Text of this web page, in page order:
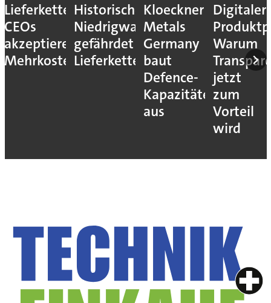
Lieferkettenresilienz:
CEOs
akzeptieren
Mehrkosten
Historisches
Niedrigwasser
gefährdet
Lieferketten
Kloeckner
Metals
Germany
baut
Defence-
Kapazitäten
aus
Digitaler
Warum
jetzt
zum
Vorteil
wird